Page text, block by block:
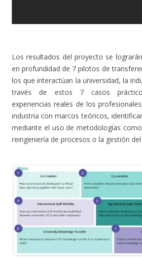
Los resultados del proyecto se
en profundidad de 7 pilotos de
los que interactúan la universidad, la
través de estos 7 casos
experiencias reales de los
industria con marcos teóricos,
mediante el uso de metodologías
reingeniería de procesos o la gestión